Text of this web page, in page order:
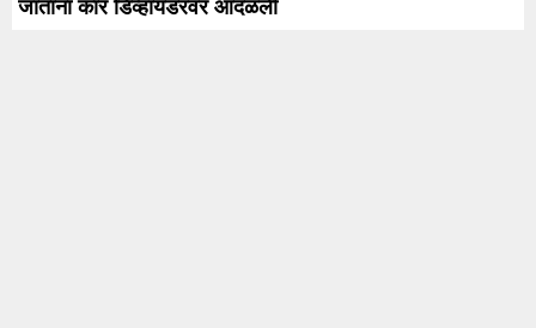
जाताना कार डिव्हायडरवर आदळली